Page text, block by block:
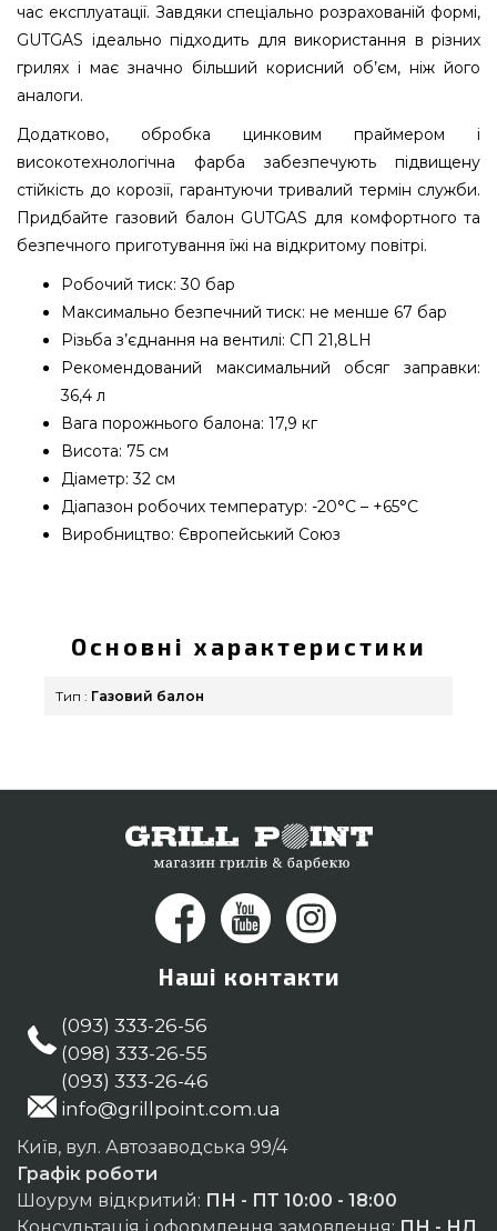
час експлуатації. Завдяки спеціально розрахованій формі,
GUTGAS ідеально підходить для використання в різних
грилях і має значно більший корисний об’єм, ніж його
аналоги.
Додатково, обробка цинковим праймером і
високотехнологічна фарба забезпечують підвищену
стійкість до корозії, гарантуючи тривалий термін служби.
Придбайте газовий балон GUTGAS для комфортного та
безпечного приготування їжі на відкритому повітрі.
Робочий тиск: 30 бар
Максимально безпечний тиск: не менше 67 бар
Різьба з’єднання на вентилі: СП 21,8LH
Рекомендований максимальний обсяг заправки:
36,4 л
Вага порожнього балона: 17,9 кг
Висота: 75 см
Діаметр: 32 см
Діапазон робочих температур: -20°C – +65°C
Виробництво: Європейський Союз
бренду за вигідною вартістю всего 7 490 грн. в
інтернет каталозі грилів та аксесуарів
grillpoint.com.ua Погляньте і замовте також Газові
Основні характеристики
Тип : Газовий балон
Наші контакти
(093) 333-26-56
(098) 333-26-55
(093) 333-26-46
info@grillpoint.com.ua
Київ, вул. Автозаводська 99/4
Графік роботи
Шоурум відкритий: ПН - ПТ 10:00 - 18:00